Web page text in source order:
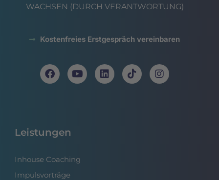
WACHSEN (DURCH VERANTWORTUNG)
Kostenfreies Erstgespräch vereinbaren
Leistungen
Inhouse Coaching
Impulsvorträge